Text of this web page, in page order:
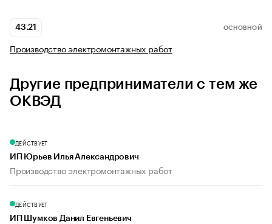
43.21 ОСНОВНОЙ
Производство электромонтажных работ
Другие предприниматели с тем же
ОКВЭД
ДЕЙСТВУЕТ
ИП Юрьев Илья Александрович
Производство электромонтажных работ
ДЕЙСТВУЕТ
ИП Шумков Данил Евгеньевич